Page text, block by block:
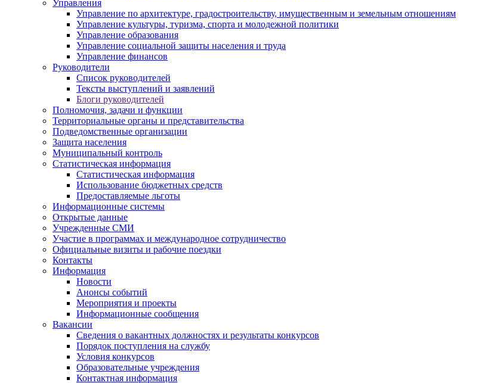
Управления
Управление по архитектуре, градостроительству, имущественным и земельным отношениям
Управление культуры, туризма, спорта и молодежной политики
Управление образования
Управление социальной защиты населения и труда
Управление финансов
Руководители
Список руководителей
Тексты выступлений и заявлений
Блоги руководителей
Полномочия, задачи и функции
Территориальные органы и представительства
Подведомственные организации
Защита населения
Муниципальный контроль
Статистическая информация
Статистическая информация
Использование бюджетных средств
Предоставляемые льготы
Информационные системы
Открытые данные
Учрежденные СМИ
Участие в программах и международное сотрудничество
Официальные визиты и рабочие поездки
Контакты
Информация
Новости
Анонсы событий
Мероприятия и проекты
Информационные сообщения
Вакансии
Сведения о вакантных должностях и результаты конкурсов
Порядок поступления на службу
Условия конкурсов
Образовательные учреждения
Контактная информация